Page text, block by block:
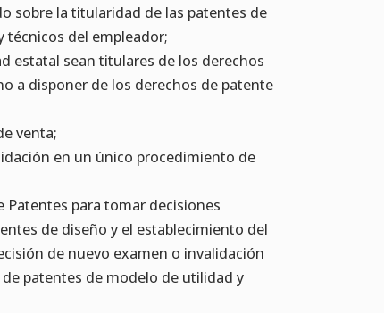
sobre la titularidad de las patentes de
técnicos del empleador;
estatal sean titulares de los derechos
a disponer de los derechos de patente
venta;
en un único procedimiento de
Patentes para tomar decisiones
de diseño y el establecimiento del
de nuevo examen o invalidación
patentes de modelo de utilidad y